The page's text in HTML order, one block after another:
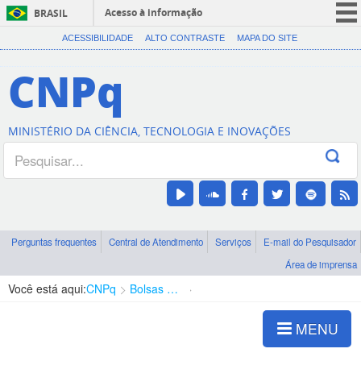
BRASIL
Acesso à informação
CORONAVÍRUS (COVID-19)
Canais
ACESSIBILIDADE ALTO CONTRASTE MAPA DO SITE
CNPq
MINISTÉRIO DA CIÊNCIA, TECNOLOGIA E INOVAÇÕES
Perguntas frequentes Central de Atendimento Serviços
E-mail do Pesquisador
Área de imprensa
Você está aqui:CNPq Bolsas e Auxílios Vigentes
MENU